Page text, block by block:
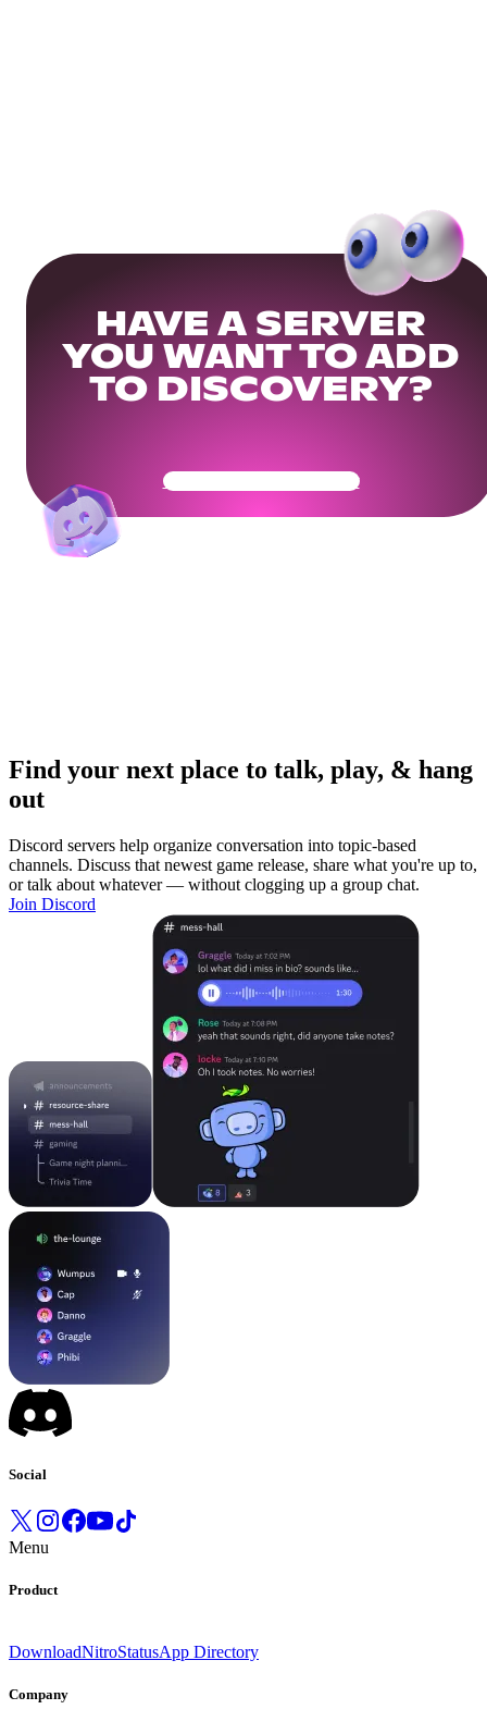
HAVE A SERVER
YOU WANT TO ADD
TO DISCOVERY?
Get Your Community Ready
Find your next place to talk, play, & hang
out
Discord servers help organize conversation into topic-based
channels. Discuss that newest game release, share what you're up to,
or talk about whatever — without clogging up a group chat.
Join Discord
Social
Menu
Product
DownloadNitroStatusApp Directory
Company